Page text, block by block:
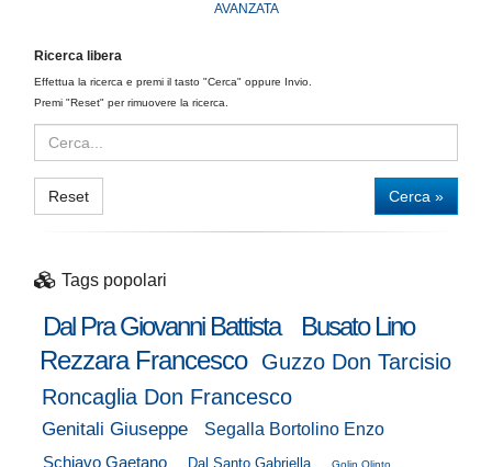
AVANZATA
Ricerca libera
Effettua la ricerca e premi il tasto "Cerca" oppure Invio.
Premi "Reset" per rimuovere la ricerca.
Reset Cerca »
Tags popolari
Dal Pra Giovanni Battista
Busato Lino
Rezzara Francesco
Guzzo Don Tarcisio
Roncaglia Don Francesco
Genitali Giuseppe
Segalla Bortolino Enzo
Schiavo Gaetano
Dal Santo Gabriella